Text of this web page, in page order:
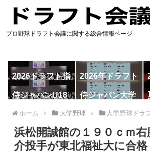
プロ野球ドラフト会議に関する総合情報ページ
2026ドラフト指
名予想
2026年ドラフト
候補
侍ジャパンU18
代表
侍ジャパン大学
代表
ホーム 大学野球 大学野球ドラ
浜松開誠館の１９０ｃｍ右
介投手が東北福祉大に合格